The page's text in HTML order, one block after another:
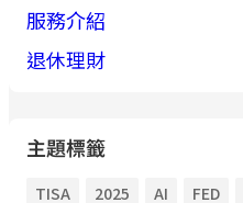
服務介紹
退休理財
主題標籤
TISA 2025 AI FED